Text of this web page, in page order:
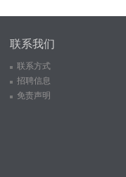
联系我们
联系方式
招聘信息
免责声明